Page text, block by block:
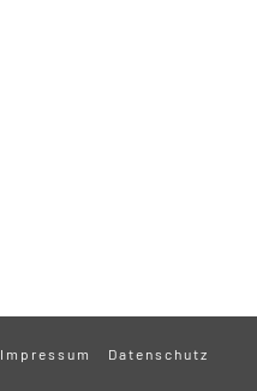
Impressum Datenschutz